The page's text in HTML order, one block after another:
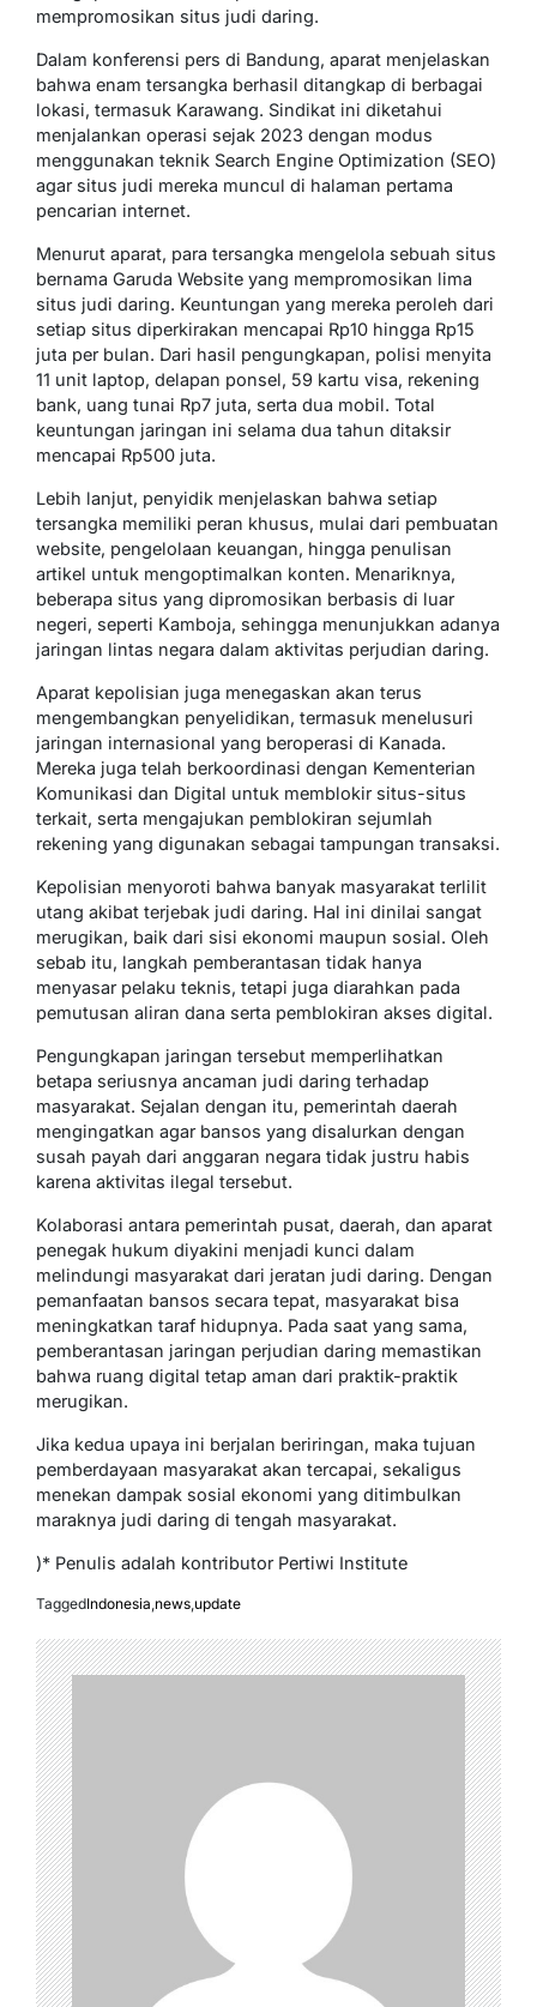
mempromosikan situs judi daring.
Dalam konferensi pers di Bandung, aparat menjelaskan
bahwa enam tersangka berhasil ditangkap di berbagai
lokasi, termasuk Karawang. Sindikat ini diketahui
menjalankan operasi sejak 2023 dengan modus
menggunakan teknik Search Engine Optimization (SEO)
agar situs judi mereka muncul di halaman pertama
pencarian internet.
Menurut aparat, para tersangka mengelola sebuah situs
bernama Garuda Website yang mempromosikan lima
situs judi daring. Keuntungan yang mereka peroleh dari
setiap situs diperkirakan mencapai Rp10 hingga Rp15
juta per bulan. Dari hasil pengungkapan, polisi menyita
11 unit laptop, delapan ponsel, 59 kartu visa, rekening
bank, uang tunai Rp7 juta, serta dua mobil. Total
keuntungan jaringan ini selama dua tahun ditaksir
mencapai Rp500 juta.
Lebih lanjut, penyidik menjelaskan bahwa setiap
tersangka memiliki peran khusus, mulai dari pembuatan
website, pengelolaan keuangan, hingga penulisan
artikel untuk mengoptimalkan konten. Menariknya,
beberapa situs yang dipromosikan berbasis di luar
negeri, seperti Kamboja, sehingga menunjukkan adanya
jaringan lintas negara dalam aktivitas perjudian daring.
Aparat kepolisian juga menegaskan akan terus
mengembangkan penyelidikan, termasuk menelusuri
jaringan internasional yang beroperasi di Kanada.
Mereka juga telah berkoordinasi dengan Kementerian
Komunikasi dan Digital untuk memblokir situs-situs
terkait, serta mengajukan pemblokiran sejumlah
rekening yang digunakan sebagai tampungan transaksi.
Kepolisian menyoroti bahwa banyak masyarakat terlilit
utang akibat terjebak judi daring. Hal ini dinilai sangat
merugikan, baik dari sisi ekonomi maupun sosial. Oleh
sebab itu, langkah pemberantasan tidak hanya
menyasar pelaku teknis, tetapi juga diarahkan pada
pemutusan aliran dana serta pemblokiran akses digital.
Pengungkapan jaringan tersebut memperlihatkan
betapa seriusnya ancaman judi daring terhadap
masyarakat. Sejalan dengan itu, pemerintah daerah
mengingatkan agar bansos yang disalurkan dengan
susah payah dari anggaran negara tidak justru habis
karena aktivitas ilegal tersebut.
Kolaborasi antara pemerintah pusat, daerah, dan aparat
penegak hukum diyakini menjadi kunci dalam
melindungi masyarakat dari jeratan judi daring. Dengan
pemanfaatan bansos secara tepat, masyarakat bisa
meningkatkan taraf hidupnya. Pada saat yang sama,
pemberantasan jaringan perjudian daring memastikan
bahwa ruang digital tetap aman dari praktik-praktik
merugikan.
Jika kedua upaya ini berjalan beriringan, maka tujuan
pemberdayaan masyarakat akan tercapai, sekaligus
menekan dampak sosial ekonomi yang ditimbulkan
maraknya judi daring di tengah masyarakat.
)* Penulis adalah kontributor Pertiwi Institute
TaggedIndonesia,news,update